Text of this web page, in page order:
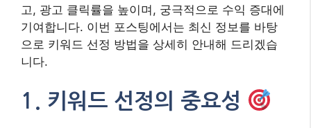
고, 광고 클릭률을 높이며, 궁극적으로 수익 증대에
기여합니다. 이번 포스팅에서는 최신 정보를 바탕
으로 키워드 선정 방법을 상세히 안내해 드리겠습
니다.
1. 키워드 선정의 중요성